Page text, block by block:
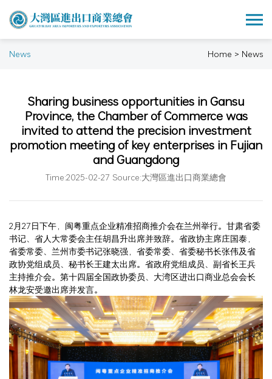
News Home > News
Sharing business opportunities in Gansu
Province, the Chamber of Commerce was
invited to attend the precision investment
promotion meeting of key enterprises in Fujian
and Guangdong
Time:2025-02-27 Source:大灣區進出口商業總會
2月27日下午，闽粤重点企业精准招商推介会在兰州举行。甘肃省委
书记、省人大常委会主任胡昌升出席并致辞。省政协主席庄国泰，
省委常委、兰州市委书记张晓强，省委常委、省委秘书长张伟及省
政协党组成员、秘书长王建太出席。省政府党组成员、副省长王兵
主持推介会。第十四届全国政协委员、大湾区进出口商业总会会长
林龙安受邀出席并发言。